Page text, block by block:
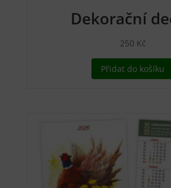
Dekorační
250 Kč
Přidat do košíku